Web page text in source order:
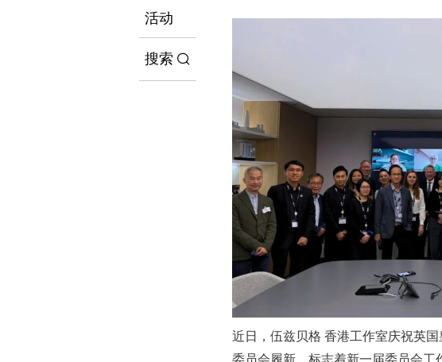
活动
搜索
近日，伍兹贝格 香港工作室庆祝英
委员会履新，标志着新一届委员会工